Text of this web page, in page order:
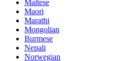
Maltese
Maori
Marathi
Mongolian
Burmese
Nepali
Norwegian